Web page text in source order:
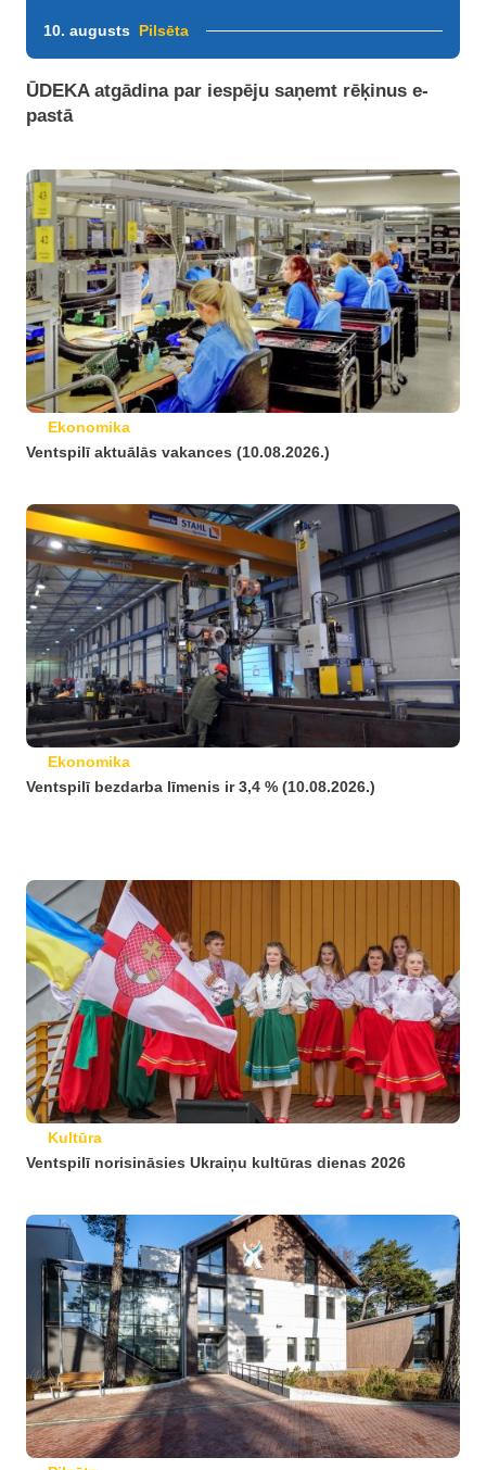
10. augusts Pilsēta
ŪDEKA atgādina par iespēju saņemt rēķinus e-
pastā
Ekonomika
Ventspilī aktuālās vakances (10.08.2026.)
Ekonomika
Ventspilī bezdarba līmenis ir 3,4 % (10.08.2026.)
Kultūra
Ventspilī norisināsies Ukraiņu kultūras dienas 2026